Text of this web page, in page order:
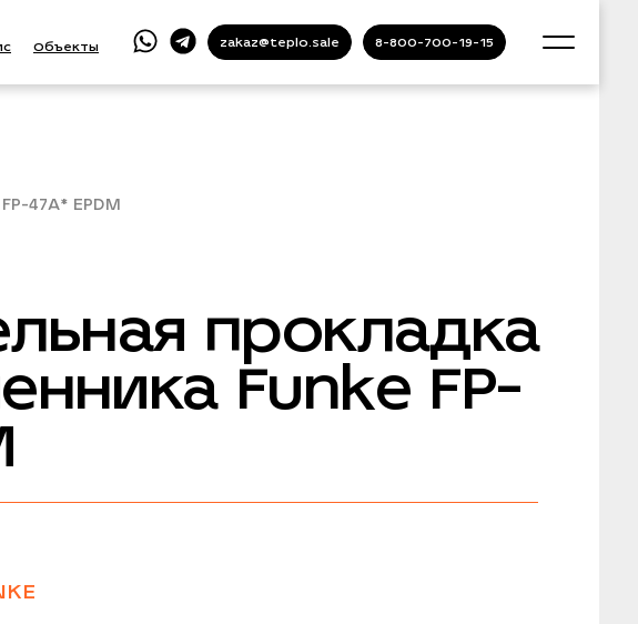
Объекты zakaz@teplo.sale 8-800-700-19-15
47A* EPDM
прокладка
Funke FP-